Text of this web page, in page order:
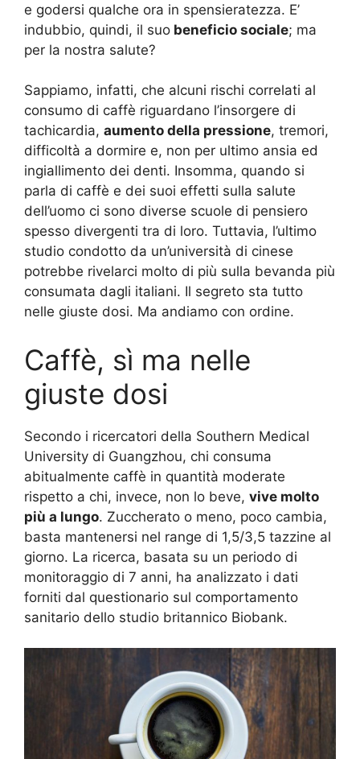
e godersi qualche ora in spensieratezza. E’
indubbio, quindi, il suo beneficio sociale; ma
per la nostra salute?
Sappiamo, infatti, che alcuni rischi correlati al
consumo di caffè riguardano l’insorgere di
tachicardia, aumento della pressione, tremori,
difficoltà a dormire e, non per ultimo ansia ed
ingiallimento dei denti. Insomma, quando si
parla di caffè e dei suoi effetti sulla salute
dell’uomo ci sono diverse scuole di pensiero
spesso divergenti tra di loro. Tuttavia, l’ultimo
studio condotto da un’università di cinese
potrebbe rivelarci molto di più sulla bevanda più
consumata dagli italiani. Il segreto sta tutto
nelle giuste dosi. Ma andiamo con ordine.
Caffè, sì ma nelle
giuste dosi
Secondo i ricercatori della Southern Medical
University di Guangzhou, chi consuma
abitualmente caffè in quantità moderate
rispetto a chi, invece, non lo beve, vive molto
più a lungo. Zuccherato o meno, poco cambia,
basta mantenersi nel range di 1,5/3,5 tazzine al
giorno. La ricerca, basata su un periodo di
monitoraggio di 7 anni, ha analizzato i dati
forniti dal questionario sul comportamento
sanitario dello studio britannico Biobank.